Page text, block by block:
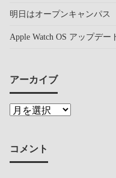
明日はオープンキャンパス
Apple Watch OS アップデー
アーカイブ
コメント